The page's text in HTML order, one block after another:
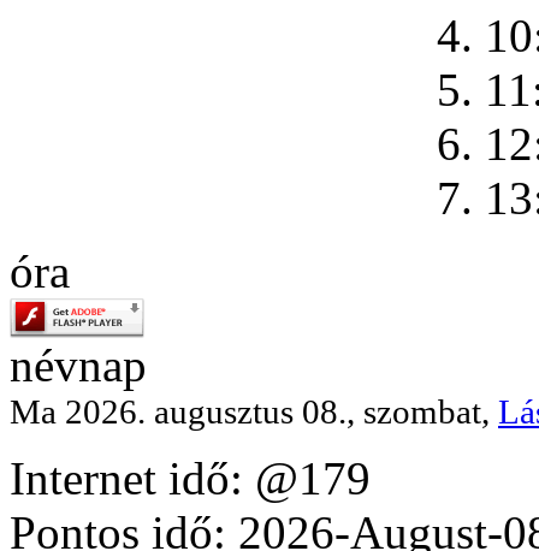
4.
5.
6.
7.
óra
névnap
Ma 2026. augusztus 08., szombat,
Internet idő: @179
Pontos idő: 2026-August-